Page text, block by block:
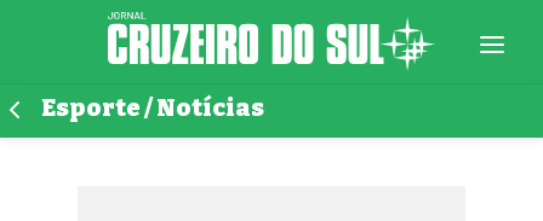
Esporte / Notícias